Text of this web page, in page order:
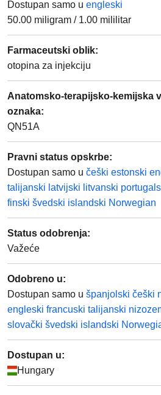
Dostupan samo u engleski
50.00 miligram / 1.00 mililitar
Farmaceutski oblik:
otopina za injekciju
Anatomsko-terapijsko-kemijska
oznaka:
QN51A
Pravni status opskrbe:
Dostupan samo u češki estonski
talijanski latvijski litvanski
finski švedski islandski Norwegian
Status odobrenja:
Važeće
Odobreno u:
Dostupan samo u španjolski češki
engleski francuski talijanski
slovački švedski islandski
Dostupan u:
Hungary